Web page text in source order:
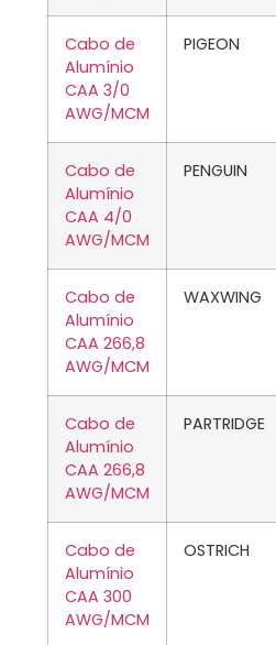
Cabo de
Alumínio
CAA 3/0
AWG/MCM
PIGEON
Cabo de
Alumínio
CAA 4/0
AWG/MCM
PENGUIN
Cabo de
Alumínio
CAA 266,8
AWG/MCM
WAXWING
Cabo de
Alumínio
CAA 266,8
AWG/MCM
PARTRIDGE
Cabo de
Alumínio
CAA 300
AWG/MCM
OSTRICH